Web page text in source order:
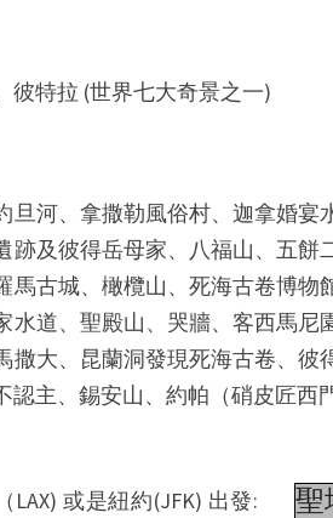
彼特拉 (世界七大奇景之一)
旦河、拿撒勒風俗村、迦拿婚宴
及彼得岳母家、八福山、五餅
馬古城、橄欖山、死海古卷博物
水道、聖殿山、哭牆、客西馬尼
撒大、昆蘭洞發現死海古卷、彼
主、錫安山、約帕（硝皮匠西
LAX) 或是紐約(JFK) 出發:
聖